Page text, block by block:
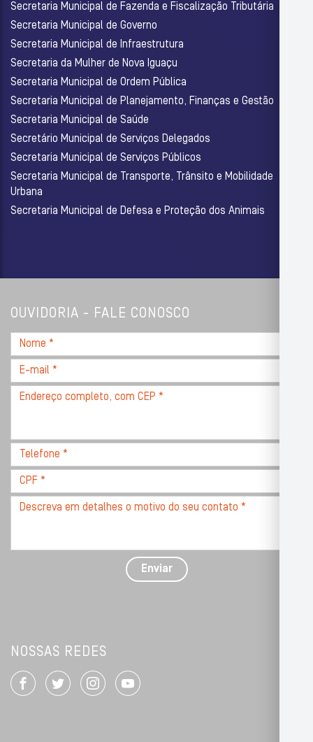
Secretaria Municipal de Fazenda e Fiscalização Tributária
Secretaria Municipal de Governo
Secretaria Municipal de Infraestrutura
Secretaria da Mulher de Nova Iguaçu
Secretaria Municipal de Ordem Pública
Secretaria Municipal de Planejamento, Finanças e Gestão
Secretaria Municipal de Saúde
Secretário Municipal de Serviços Delegados
Secretaria Municipal de Serviços Públicos
Secretaria Municipal de Transporte, Trânsito e Mobilidade
Urbana
Secretaria Municipal de Defesa e Proteção dos Animais
OUVIDORIA - FALE CONOSCO
Nome
*
E-
mail
Endereço
CEP
Telefone
*
CPF
*
Descreva
com
Enviar
NOSSAS REDES